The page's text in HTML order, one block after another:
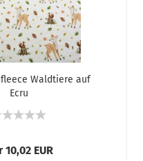
Waldtiere auf
Ecru
10,02 EUR